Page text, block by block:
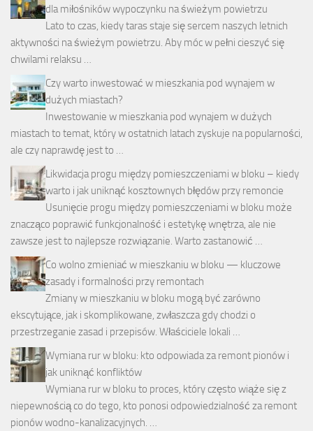
dla miłośników wypoczynku na świeżym powietrzu
Lato to czas, kiedy taras staje się sercem naszych letnich
aktywności na świeżym powietrzu. Aby móc w pełni cieszyć się
chwilami relaksu …
Czy warto inwestować w mieszkania pod wynajem w
dużych miastach?
Inwestowanie w mieszkania pod wynajem w dużych
miastach to temat, który w ostatnich latach zyskuje na popularności,
ale czy naprawdę jest to …
Likwidacja progu między pomieszczeniami w bloku – kiedy
warto i jak uniknąć kosztownych błędów przy remoncie
Usunięcie progu między pomieszczeniami w bloku może
znacząco poprawić funkcjonalność i estetykę wnętrza, ale nie
zawsze jest to najlepsze rozwiązanie. Warto zastanowić …
Co wolno zmieniać w mieszkaniu w bloku — kluczowe
zasady i formalności przy remontach
Zmiany w mieszkaniu w bloku mogą być zarówno
ekscytujące, jak i skomplikowane, zwłaszcza gdy chodzi o
przestrzeganie zasad i przepisów. Właściciele lokali …
Wymiana rur w bloku: kto odpowiada za remont pionów i
jak uniknąć konfliktów
Wymiana rur w bloku to proces, który często wiąże się z
niepewnością co do tego, kto ponosi odpowiedzialność za remont
pionów wodno-kanalizacyjnych. …